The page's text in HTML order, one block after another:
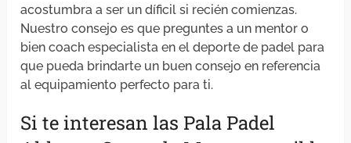
acostumbra a ser un díficil si recién comienzas.
Nuestro consejo es que preguntes a un mentor o
bien coach especialista en el deporte de padel para
que pueda brindarte un buen consejo en referencia
al equipamiento perfecto para ti.
Si te interesan las Pala Padel